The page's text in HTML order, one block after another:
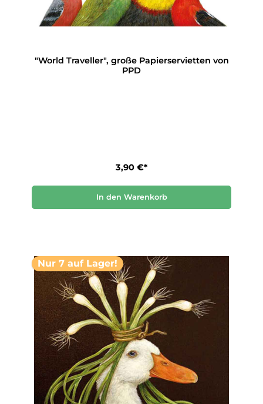
"World Traveller", große Papierservietten von
PPD
3,90 €*
In den Warenkorb
Nur 7 auf Lager!